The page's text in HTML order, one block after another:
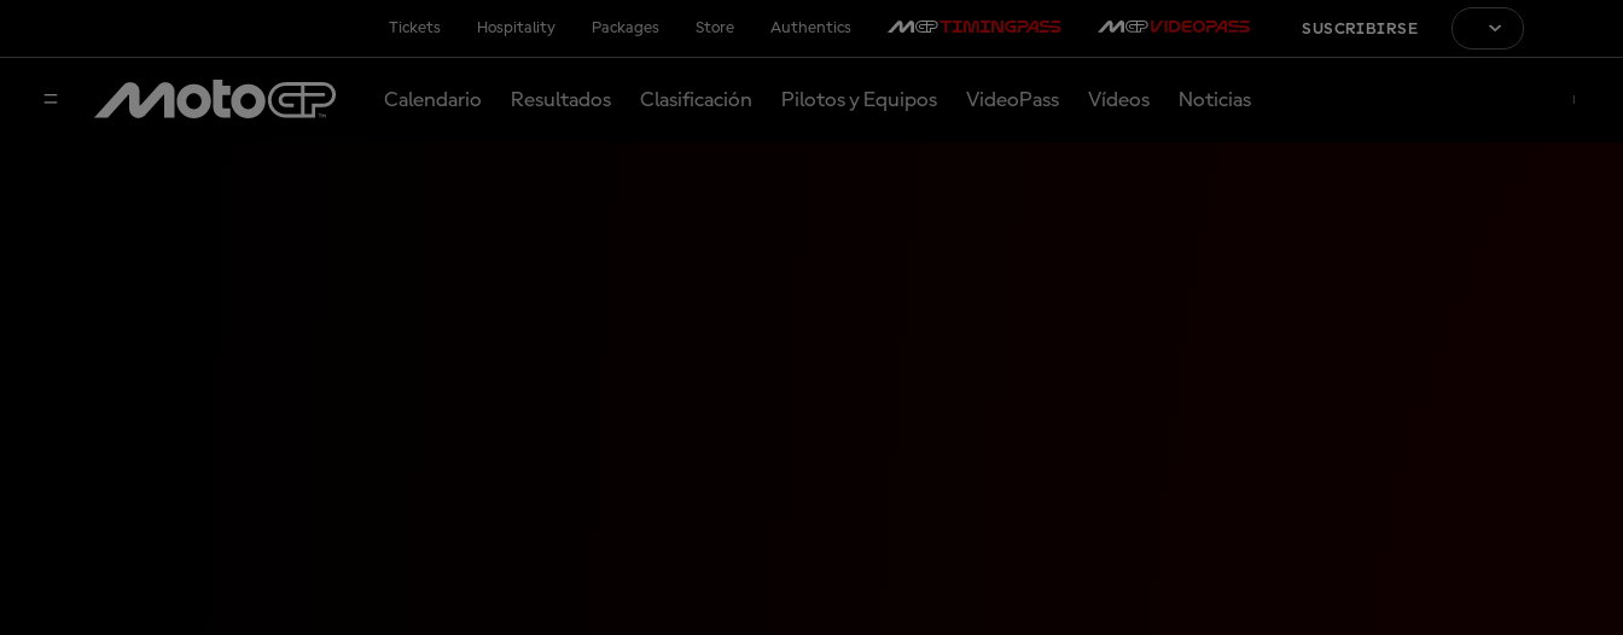
Tickets Hospitality Packages Store Authentics SUSCRIBIRSE
Calendario Resultados Clasificación Pilotos y Equipos VideoPass Vídeos Noticias